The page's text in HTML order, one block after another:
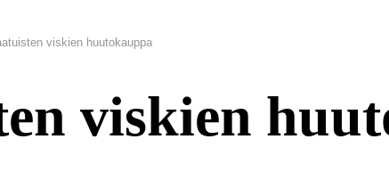
viskien huutokauppa
viskien